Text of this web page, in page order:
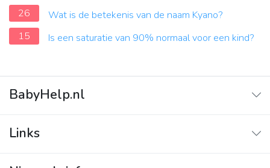
26
Wat is de betekenis van de naam Kyano?
15
Is een saturatie van 90% normaal voor een kind?
BabyHelp.nl
Vraag & Antwoord
Links